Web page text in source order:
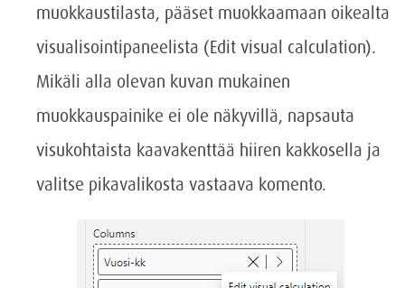
muokkaustilasta, pääset muokkaamaan oikealta
visualisointipaneelista (Edit visual calculation).
Mikäli alla olevan kuvan mukainen
muokkauspainike ei ole näkyvillä, napsauta
visukohtaista kaavakenttää hiiren kakkosella ja
valitse pikavalikosta vastaava komento.